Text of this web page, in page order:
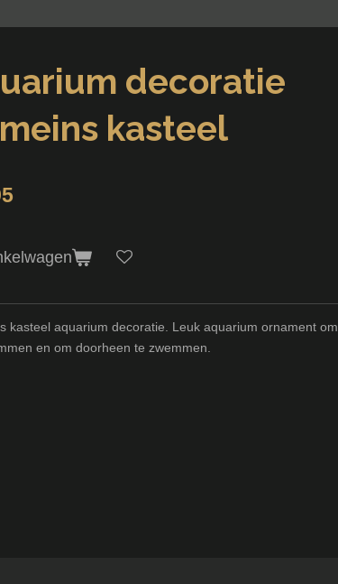
decoratie
kasteel
kasteel aquarium decoratie. Leuk aquarium ornament om
en om doorheen te zwemmen.